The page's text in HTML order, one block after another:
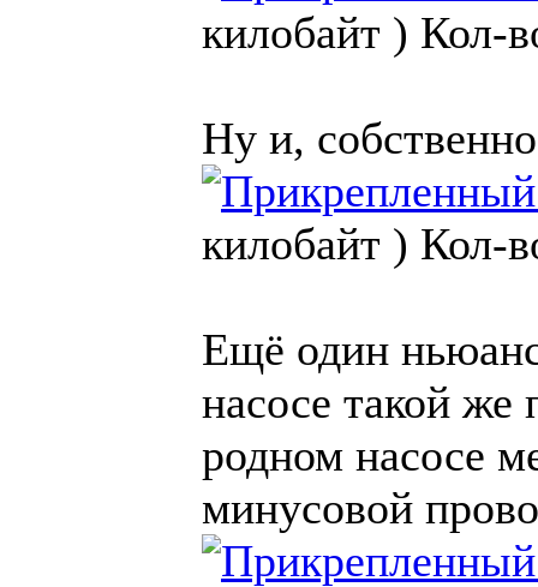
килобайт ) Кол-
Ну и,
килобайт ) Кол-
Ещё один
насосе такой же
родном насосе
минусовой